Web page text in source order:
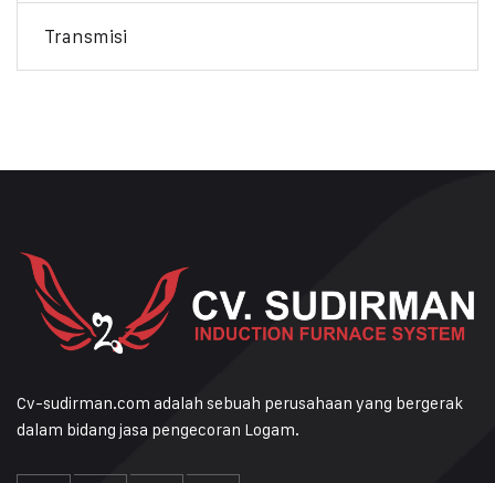
Transmisi
Cv-sudirman.com adalah sebuah perusahaan yang bergerak
dalam bidang jasa pengecoran Logam.